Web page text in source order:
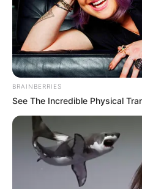
El aumento en el costo del
gran preocupación entre los
aseguran que esta medida
ingresos y la competitividad
ALERTA
TEMAS RELACIONADOS
BRAINBERRIES
See The Incredible Physical